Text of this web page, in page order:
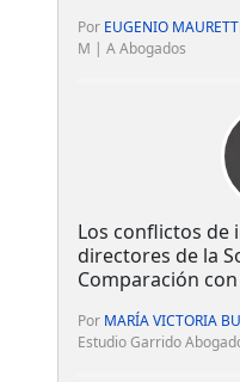
Por EUGENIO
M | A Abogados
Los conflictos de
directores de la
Comparación
Por MARÍA VICTORIA
Estudio Garrido